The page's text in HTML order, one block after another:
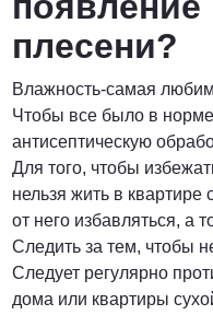
плесени?
Влажность-самая
Чтобы все было в
антисептическую
Для того, чтобы
нельзя жить в
от него избавляться, а
Следить за тем, чтобы
Следует регулярно
дома или квартиры